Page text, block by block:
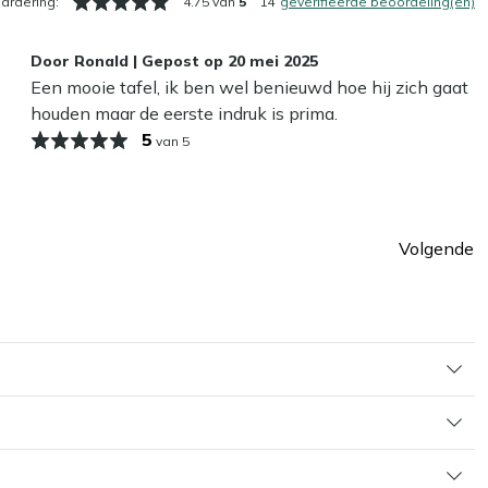
Door Ronald | Gepost op 20 mei 2025
Een mooie tafel, ik ben wel benieuwd hoe hij zich gaat
houden maar de eerste indruk is prima.
5 van 5
Volgende